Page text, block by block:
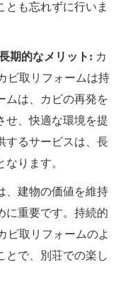
とも忘れずに行いま
期的なメリット: カ
ビ取リフォームは持
ムは、カビの再発を
せ、快適な環境を提
するサービスは、長
ります。
、建物の価値を維持
に重要です。持続的
ビ取リフォームのよ
とで、別荘での楽し